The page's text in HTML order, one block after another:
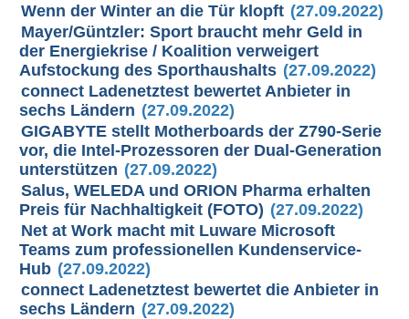
Wenn der Winter an die Tür klopft (27.09.2022)
Mayer/Güntzler: Sport braucht mehr Geld in
der Energiekrise / Koalition verweigert
Aufstockung des Sporthaushalts (27.09.2022)
connect Ladenetztest bewertet Anbieter in
sechs Ländern (27.09.2022)
GIGABYTE stellt Motherboards der Z790-Serie
vor, die Intel-Prozessoren der Dual-Generation
unterstützen (27.09.2022)
Salus, WELEDA und ORION Pharma erhalten
Preis für Nachhaltigkeit (FOTO) (27.09.2022)
Net at Work macht mit Luware Microsoft
Teams zum professionellen Kundenservice-
Hub (27.09.2022)
connect Ladenetztest bewertet die Anbieter in
sechs Ländern (27.09.2022)